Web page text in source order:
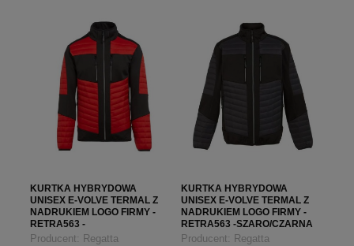
KURTKA HYBRYDOWA
UNISEX E-VOLVE TERMAL Z
NADRUKIEM LOGO FIRMY -
RETRA563 -
CZERWONO/CZARNA
Producent: Regatta
KURTKA HYBRYDOWA
UNISEX E-VOLVE TERMAL Z
NADRUKIEM LOGO FIRMY -
RETRA563 -SZARO/CZARNA
Producent: Regatta